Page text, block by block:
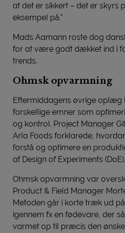
at det er sikkert – det er skyrs
eksempel på.”
Mads Aamann roste dog
for at være godt dækket ind i
trends.
Ohmsk opvarmning
Eftermiddagens øvrige oplæg
forskellige emner som
og kontrol. Project Manager
Arla Foods forklarede,
forstå og optimere en
af Design of Experiments (DoE).
Ohmsk opvarmning var
Product & Field Manager
Metoden går i korte træk ud
igennem fx en fødevare, der
varmet op til præcis den